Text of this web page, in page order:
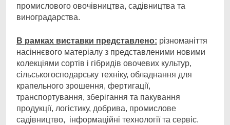
промислового овочівництва, садівництва та
виноградарства.
В рамках виставки представлено: різноманіття
насіннєвого матеріалу з представленими новими
колекціями сортів і гібридів овочевих культур,
сільськогосподарську техніку, обладнання для
крапельного зрошення, фертигації,
транспортування, зберігання та пакування
продукції, логістику, добрива, промислове
садівництво, інформаційні технології та сервіс.